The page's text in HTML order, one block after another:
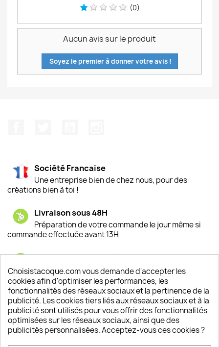
(0)
Aucun avis sur le produit
Soyez le premier à donner votre avis !
Société Francaise
Une entreprise bien de chez nous, pour des
créations bien à toi !
Livraison sous 48H
Préparation de votre commande le jour même si
commande effectuée avant 13H
Satisfaction de nos clients
Depuis 2009, entre 92% et 94% de nos clients
sont satisfaits de nos produits
Un SAV à votre écoute
Notre SAV est disponible 6/7J de 10h à 18H
Choisistacoque.com vous demande d'accepter les
cookies afin d'optimiser les performances, les
fonctionnalités des réseaux sociaux et la pertinence de la
publicité. Les cookies tiers liés aux réseaux sociaux et à la
publicité sont utilisés pour vous offrir des fonctionnalités
optimisées sur les réseaux sociaux, ainsi que des
publicités personnalisées. Acceptez-vous ces cookies ?